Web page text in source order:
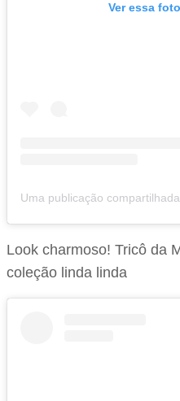
Ver essa
Look charmoso! Tricô da
coleção linda linda